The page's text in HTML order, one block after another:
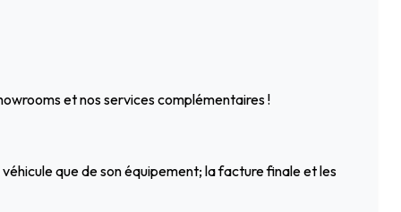
et nos services complémentaires !
que de son équipement; la facture finale et les